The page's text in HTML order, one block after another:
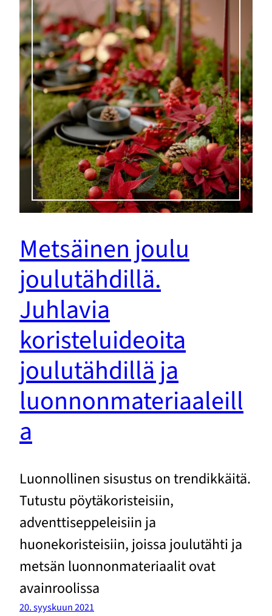
Metsäinen joulu
joulutähdillä.
Juhlavia
koristeluideoita
joulutähdillä ja
luonnonmateriaaleill
a
Luonnollinen sisustus on trendikkäitä.
Tutustu pöytäkoristeisiin,
adventtiseppeleisiin ja
huonekoristeisiin, joissa joulutähti ja
metsän luonnonmateriaalit ovat
avainroolissa
20. syyskuun 2021